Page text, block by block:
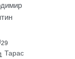
29
Тарас